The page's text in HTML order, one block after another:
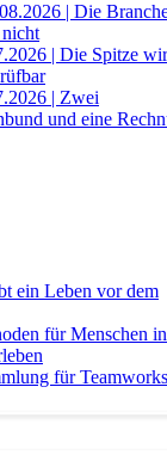
| Die
| Die Spitze
| Zwei
und eine
ein Leben vor dem
für Menschen in
für